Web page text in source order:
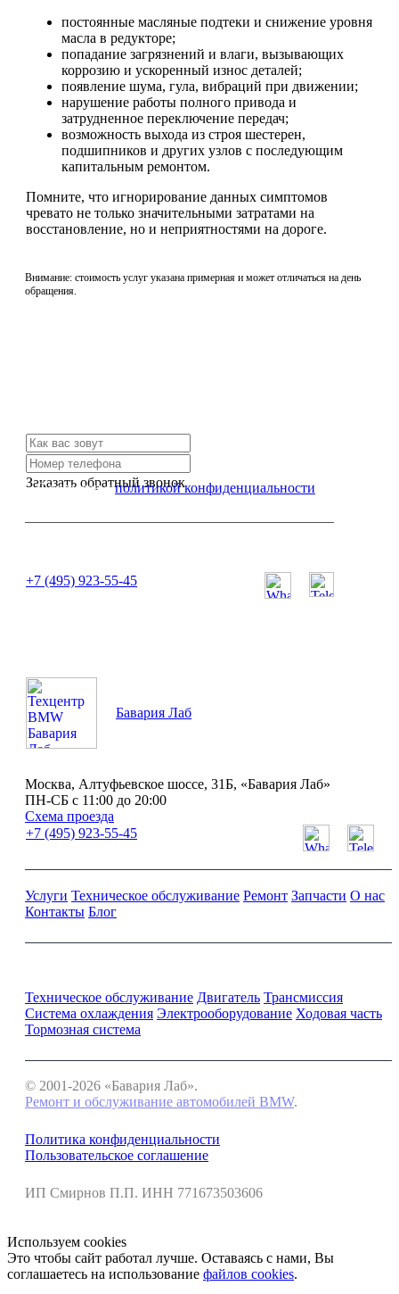
постоянные масляные подтеки и снижение уровня
масла в редукторе;
попадание загрязнений и влаги, вызывающих
коррозию и ускоренный износ деталей;
появление шума, гула, вибраций при движении;
нарушение работы полного привода и
затрудненное переключение передач;
возможность выхода из строя шестерен,
подшипников и других узлов с последующим
капитальным ремонтом.
Помните, что игнорирование данных симптомов
чревато не только значительными затратами на
восстановление, но и неприятностями на дороге.
Внимание: стоимость услуг указана примерная и может отличаться на день
обращения.
Заказать обратный звонок
Я согласен сполитикой конфиденциальности
+7 (495) 923-55-45
Бавария Лаб
Москва, Алтуфьевское шоссе, 31Б, «Бавария Лаб»
ПН-СБ с 11:00 до 20:00
Схема проезда
+7 (495) 923-55-45
Услуги Техническое обслуживание Ремонт Запчасти О нас
Контакты Блог
Техническое обслуживание Двигатель Трансмиссия
Система охлаждения Электрооборудование Ходовая часть
Тормозная система
© 2001-2026 «Бавария Лаб».
Ремонт и обслуживание автомобилей BMW.
Политика конфиденциальности
Пользовательское соглашение
ИП Смирнов П.П. ИНН 771673503606
Используем cookies
Это чтобы сайт работал лучше. Оставаясь с нами, Вы
соглашаетесь на использование файлов cookies.